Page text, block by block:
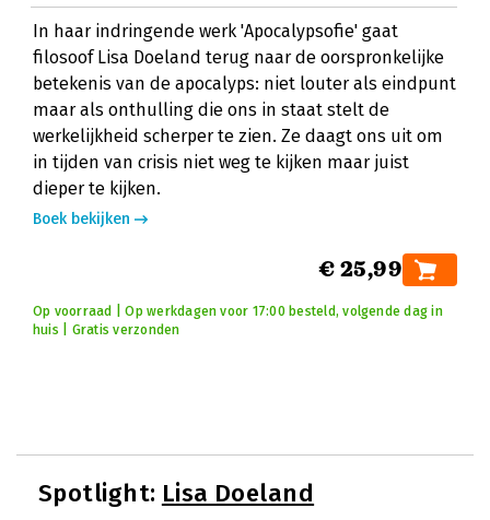
In haar indringende werk 'Apocalypsofie' gaat
filosoof Lisa Doeland terug naar de oorspronkelijke
betekenis van de apocalyps: niet louter als eindpunt
maar als onthulling die ons in staat stelt de
werkelijkheid scherper te zien. Ze daagt ons uit om
in tijden van crisis niet weg te kijken maar juist
dieper te kijken.
Boek bekijken
€ 25,99
Op voorraad | Op werkdagen voor 17:00 besteld, volgende dag in
huis | Gratis verzonden
Spotlight: Lisa Doeland